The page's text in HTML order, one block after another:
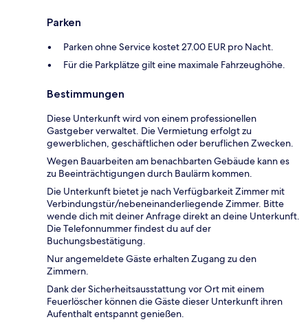
Parken
Parken ohne Service kostet 27.00 EUR pro Nacht.
Für die Parkplätze gilt eine maximale Fahrzeughöhe.
Bestimmungen
Diese Unterkunft wird von einem professionellen
Gastgeber verwaltet. Die Vermietung erfolgt zu
gewerblichen, geschäftlichen oder beruflichen Zwecken.
Wegen Bauarbeiten am benachbarten Gebäude kann es
zu Beeinträchtigungen durch Baulärm kommen.
Die Unterkunft bietet je nach Verfügbarkeit Zimmer mit
Verbindungstür/nebeneinanderliegende Zimmer. Bitte
wende dich mit deiner Anfrage direkt an deine Unterkunft.
Die Telefonnummer findest du auf der
Buchungsbestätigung.
Nur angemeldete Gäste erhalten Zugang zu den
Zimmern.
Dank der Sicherheitsausstattung vor Ort mit einem
Feuerlöscher können die Gäste dieser Unterkunft ihren
Aufenthalt entspannt genießen.